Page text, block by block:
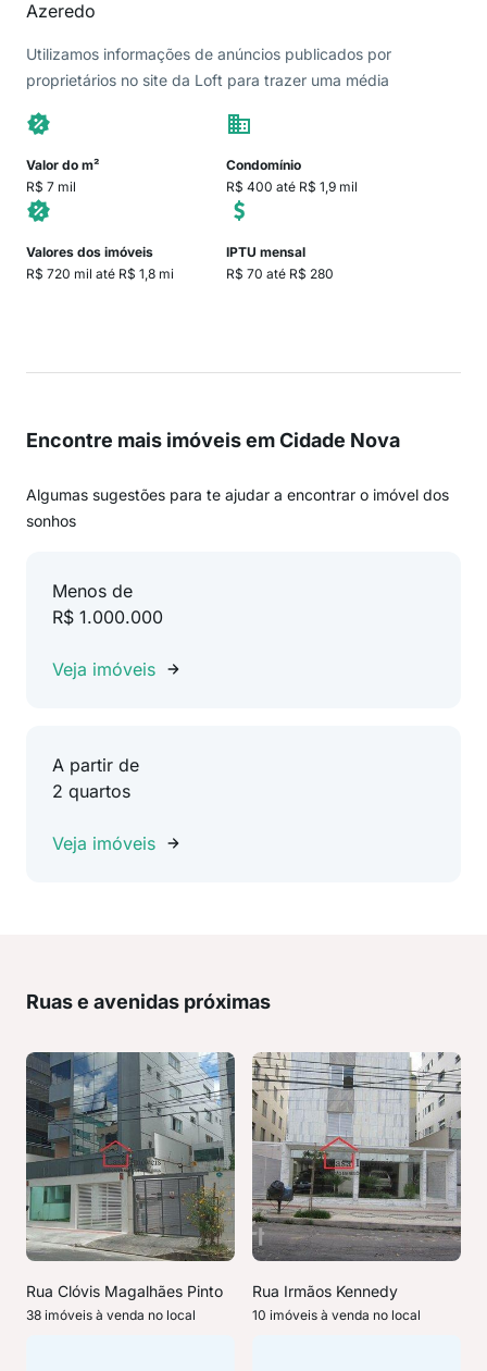
Azeredo
Utilizamos informações de anúncios publicados por
proprietários no site da Loft para trazer uma média
Valor do m²
R$ 7 mil
Condomínio
R$ 400 até R$ 1,9 mil
Valores dos imóveis
R$ 720 mil até R$ 1,8 mi
IPTU mensal
R$ 70 até R$ 280
Encontre mais imóveis em Cidade Nova
Algumas sugestões para te ajudar a encontrar o imóvel dos
sonhos
Menos de
R$ 1.000.000
Veja imóveis
A partir de
2 quartos
Veja imóveis
Ruas e avenidas próximas
Rua Clóvis Magalhães Pinto
38 imóveis à venda no local
Rua Irmãos Kennedy
10 imóveis à venda no local